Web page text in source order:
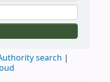
search